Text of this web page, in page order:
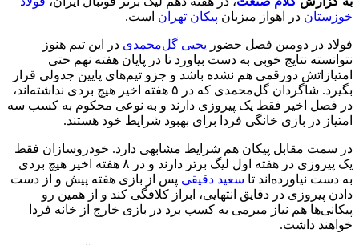
خوزستان در اهواز میزبان پیکان تهران است.
فولاد در دومین فصل حضور یحیی گل‌محمدی در این تیم هنوز
نتوانسته نتایج خوبی به دست بیاورد تا در پایان هفته نهم حتی
امتیازاتش دورقمی هم نشده باشد و جزو تیم‌های پایین جدولی قرار
بگیرد. شاگردان گل‌محمدی که در ۵ هفته اخیر هیچ بردی نداشته‌اند،
در فصل اخیر فقط یک پیروزی دارند و به نوعی محکوم به کسب سه
امتیاز در بازی خانگی فردا برای بهبود شرایط خود هستند.
در سمت مقابل پیکان هم شرایط مشابهی دارد. خودروسازان فقط
یک پیروزی در هفته اول لیگ برتر دارند و در ۸ هفته اخیر هیچ بردی
به دست نیاورده‌اند تا سعید دقیقی پس از بازی هفته پیش و از دست
دادن پیروزی در دقایق انتهایی، ابراز کلافگی کند و از همین رو
پیکانی‌ها هم نیاز مبرمی به کسب برد در بازی خارج از خانه فردا
خواهند داشت.